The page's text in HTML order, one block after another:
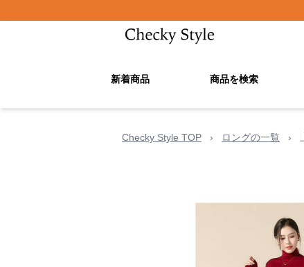
新着商品 商品を検索
Checky Style TOP › ロングの一覧 ›